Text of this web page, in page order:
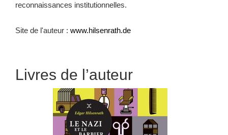
reconnaissances institutionnelles.
Site de l'auteur : www.hilsenrath.de
Livres de l’auteur